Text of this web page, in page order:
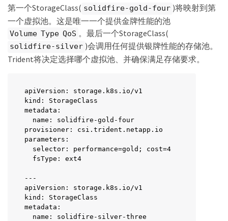
region: us-east-1
storage:
  - labels:
      performance: gold
      cost: "4"
    zone: us-east-1a
      performance: silver
      cost: "3"
    zone: us-east-1b
    type: Silver
  - labels:
      performance: bronze
      cost: "2"
    zone: us-east-1c
    type: Bronze
      performance: silver
      cost: "1"
    zone: us-east-1d
第一个StorageClass( solidfire-gold-four )将映射到第
一个虚拟池。这是唯一一个提供金牌性能的池
Volume Type QoS 。最后一个StorageClass(
solidfire-silver )会调用任何提供银牌性能的存储池。
Trident将决定选择哪个虚拟池、并确保满足存储要求。
apiVersion: storage.k8s.io/v1
kind: StorageClass
metadata:
  name: solidfire-gold-four
provisioner: csi.trident.netapp.io
parameters:
  selector: performance=gold; cost=4
  fsType: ext4
---
apiVersion: storage.k8s.io/v1
kind: StorageClass
metadata:
  name: solidfire-silver-three